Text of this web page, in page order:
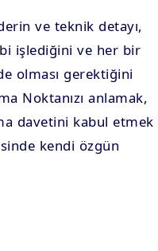
ve teknik detayı,
işlediğini ve her bir
olması gerektiğini
Noktanızı anlamak,
davetini kabul etmek
kendi özgün